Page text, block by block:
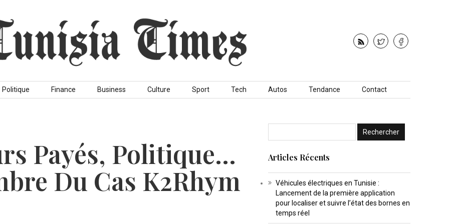
Politique Finance Business Culture Sport Tech Autos Tendance Contact
Payés, Politique…
Du Cas K2Rhym
Articles Récents
Véhicules électriques en Tunisie :
Lancement de la première application
pour localiser et suivre l’état des bornes en
temps réel